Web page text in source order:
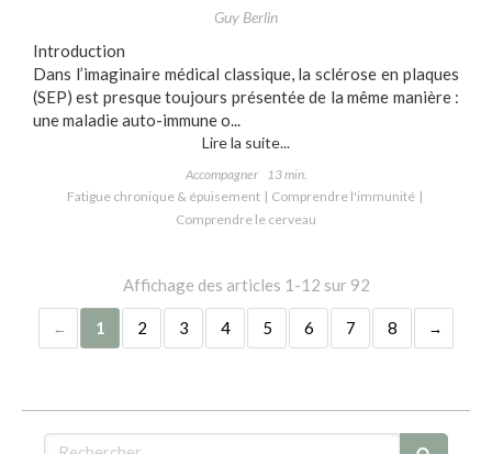
Guy Berlin
Introduction
Dans l’imaginaire médical classique, la sclérose en plaques
(SEP) est presque toujours présentée de la même manière :
une maladie auto-immune o...
Lire la suite...
Accompagner
13 min.
Fatigue chronique & épuisement
Comprendre l'immunité
Comprendre le cerveau
Affichage des articles 1-12 sur 92
1 2 3 4 5 6 7 8
Rechercher